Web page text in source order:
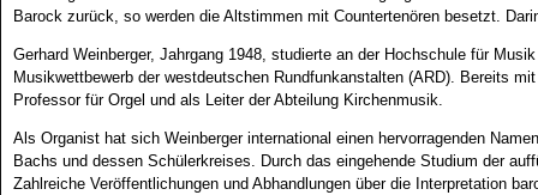
Barock zurück, so werden die Altstimmen mit Countertenören besetzt.
Gerhard Weinberger, Jahrgang 1948, studierte an der Hochschule für
Musikwettbewerb der westdeutschen Rundfunkanstalten (ARD). Bereits
Professor für Orgel und als Leiter der Abteilung Kirchenmusik.
Als Organist hat sich Weinberger international einen hervorragenden
Bachs und dessen Schülerkreises. Durch das eingehende Studium der
Zahlreiche Veröffentlichungen und Abhandlungen über die Interpretation